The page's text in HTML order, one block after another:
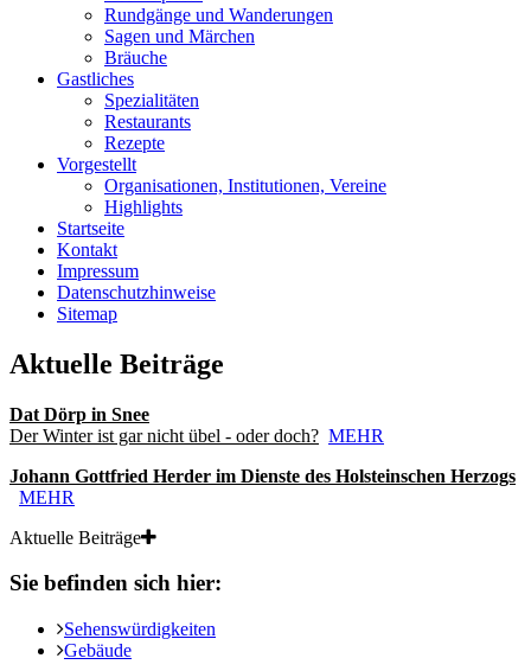
Rundgänge und Wanderungen
Sagen und Märchen
Bräuche
Gastliches
Spezialitäten
Restaurants
Rezepte
Vorgestellt
Organisationen, Institutionen, Vereine
Highlights
Startseite
Kontakt
Impressum
Datenschutzhinweise
Sitemap
Aktuelle Beiträge
Dat Dörp in Snee
Der Winter ist gar nicht übel - oder doch? MEHR
Johann Gottfried Herder im Dienste des Holsteinschen Herzogs
MEHR
Aktuelle Beiträge
Sie befinden sich hier:
Sehenswürdigkeiten
Gebäude